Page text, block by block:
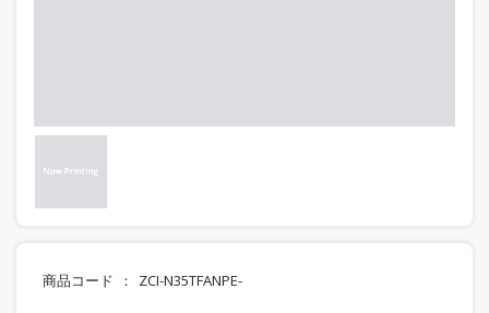
商品コード ZCI-N35TFANPE-